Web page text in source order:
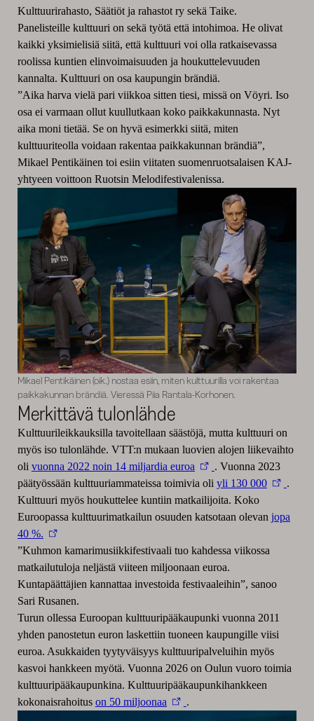
Kulttuurirahasto, Säätiöt ja rahastot ry sekä Taike.
Panelisteille kulttuuri on sekä työtä että intohimoa. He olivat
kaikki yksimielisiä siitä, että kulttuuri voi olla ratkaisevassa
roolissa kuntien elinvoimaisuuden ja houkuttelevuuden
kannalta. Kulttuuri on osa kaupungin brändiä.
”Aika harva vielä pari viikkoa sitten tiesi, missä on Vöyri. Iso
osa ei varmaan ollut kuullutkaan koko paikkakunnasta. Nyt
aika moni tietää. Se on hyvä esimerkki siitä, miten
kulttuuriteolla voidaan rakentaa paikkakunnan brändiä”,
Mikael Pentikäinen toi esiin viitaten suomenruotsalaisen KAJ-
yhtyeen voittoon Ruotsin Melodifestivalenissa.
Mikael Pentikäinen (oik.) nostaa esiin, miten kulttuurilla voi rakentaa
paikkakunnan brändiä. Vieressä Piia Rantala-Korhonen.
Merkittävä tulonlähde
Kulttuurileikkauksilla tavoitellaan säästöjä, mutta kulttuuri on
myös iso tulonlähde. VTT:n mukaan luovien alojen liikevaihto
oli vuonna 2022 noin 14 miljardia euroa
. Vuonna 2023
päätyössään kulttuuriammateissa toimivia oli yli 130 000
.
Kulttuuri myös houkuttelee kuntiin matkailijoita. Koko
Euroopassa kulttuurimatkailun osuuden katsotaan olevan jopa
40 %.
”Kuhmon kamarimusiikkifestivaali tuo kahdessa viikossa
matkailutuloja neljästä viiteen miljoonaan euroa.
Kuntapäättäjien kannattaa investoida festivaaleihin”, sanoo
Sari Rusanen.
Turun ollessa Euroopan kulttuuripääkaupunki vuonna 2011
yhden panostetun euron laskettiin tuoneen kaupungille viisi
euroa. Asukkaiden tyytyväisyys kulttuuripalveluihin myös
kasvoi hankkeen myötä. Vuonna 2026 on Oulun vuoro toimia
kulttuuripääkaupunkina. Kulttuuripääkaupunkihankkeen
kokonaisrahoitus on 50 miljoonaa .